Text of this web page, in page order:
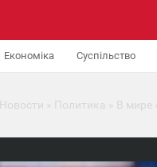
Економіка Суспільство
Новости Политика В мире